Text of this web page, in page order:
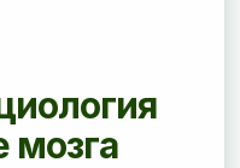
мозга